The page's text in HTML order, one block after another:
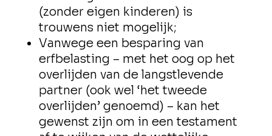
(zonder eigen kinderen) is
trouwens niet mogelijk;
Vanwege een besparing van
erfbelasting – met het oog op het
overlijden van de langstlevende
partner (ook wel ‘het tweede
overlijden’ genoemd) – kan het
gewenst zijn om in een testament